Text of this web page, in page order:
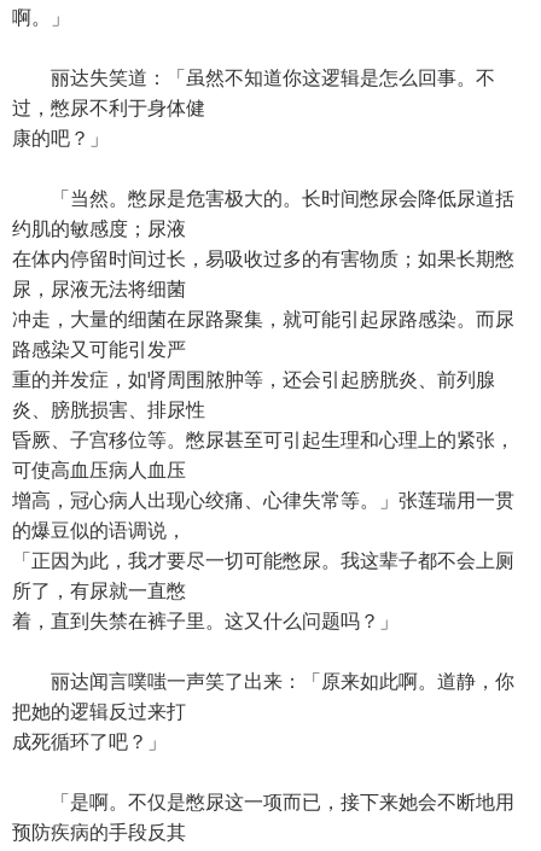
啊。」
丽达失笑道：「虽然不知道你这逻辑是怎么回事。不
过，憋尿不利于身体健
康的吧？」
「当然。憋尿是危害极大的。长时间憋尿会降低尿道括
约肌的敏感度；尿液
在体内停留时间过长，易吸收过多的有害物质；如果长期憋
尿，尿液无法将细菌
冲走，大量的细菌在尿路聚集，就可能引起尿路感染。而尿
路感染又可能引发严
重的并发症，如肾周围脓肿等，还会引起膀胱炎、前列腺
炎、膀胱损害、排尿性
昏厥、子宫移位等。憋尿甚至可引起生理和心理上的紧张，
可使高血压病人血压
增高，冠心病人出现心绞痛、心律失常等。」张莲瑞用一贯
的爆豆似的语调说，
「正因为此，我才要尽一切可能憋尿。我这辈子都不会上厕
所了，有尿就一直憋
着，直到失禁在裤子里。这又什么问题吗？」
丽达闻言噗嗤一声笑了出来：「原来如此啊。道静，你
把她的逻辑反过来打
成死循环了吧？」
「是啊。不仅是憋尿这一项而已，接下来她会不断地用
预防疾病的手段反其